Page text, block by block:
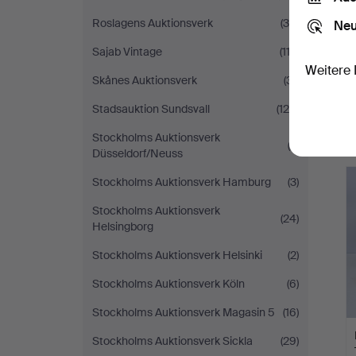
Roslagens Auktionsverk
(36)
Sajab Vintage
(113)
Skånes Auktionsverk
(31)
Stadsauktion Sundsvall
(124)
Stockholms Auktionsverk
Düsseldorf/Neuss
(2)
Stockholms Auktionsverk Hamburg
(3)
Stockholms Auktionsverk
Helsingborg
(24)
Stockholms Auktionsverk Helsinki
(2)
Stockholms Auktionsverk Köln
(6)
Stockholms Auktionsverk Magasin 5
(16)
Stockholms Auktionsverk Sickla
(29)
Weitere